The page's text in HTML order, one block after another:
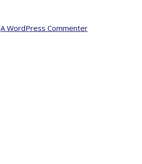
A WordPress Commenter